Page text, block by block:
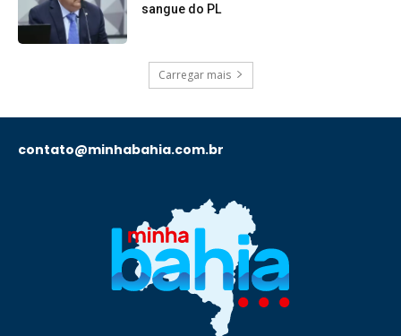
sangue do PL
Carregar mais
contato@minhabahia.com.br